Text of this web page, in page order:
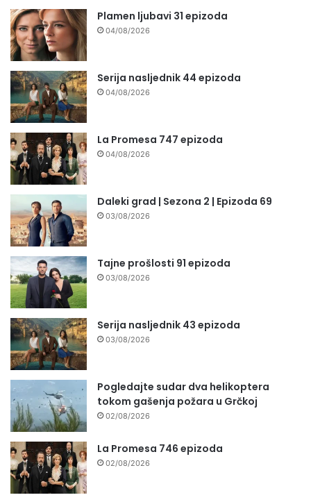
Plamen ljubavi 31 epizoda
04/08/2026
Serija nasljednik 44 epizoda
04/08/2026
La Promesa 747 epizoda
04/08/2026
Daleki grad | Sezona 2 | Epizoda 69
03/08/2026
Tajne prošlosti 91 epizoda
03/08/2026
Serija nasljednik 43 epizoda
03/08/2026
Pogledajte sudar dva helikoptera
tokom gašenja požara u Grčkoj
02/08/2026
La Promesa 746 epizoda
02/08/2026